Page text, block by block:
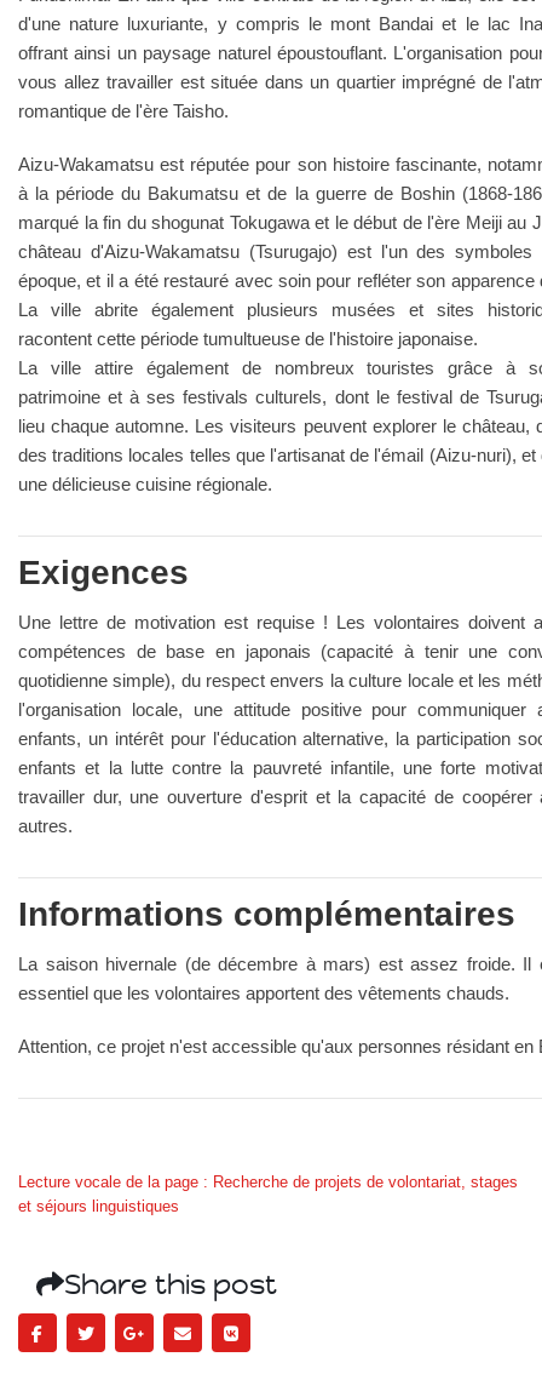
d'une nature luxuriante, y compris le mont Bandai et le lac
offrant ainsi un paysage naturel époustouflant. L'organisation
vous allez travailler est située dans un quartier imprégné de
romantique de l'ère Taisho.
Aizu-Wakamatsu est réputée pour son histoire fascinante,
à la période du Bakumatsu et de la guerre de Boshin (1868-
marqué la fin du shogunat Tokugawa et le début de l'ère Meiji au
château d'Aizu-Wakamatsu (Tsurugajo) est l'un des symboles
époque, et il a été restauré avec soin pour refléter son apparence
La ville abrite également plusieurs musées et sites
racontent cette période tumultueuse de l'histoire japonaise.
La ville attire également de nombreux touristes grâce à
patrimoine et à ses festivals culturels, dont le festival de
lieu chaque automne. Les visiteurs peuvent explorer le château,
des traditions locales telles que l'artisanat de l'émail (Aizu-nuri), et
une délicieuse cuisine régionale.
Exigences
Une lettre de motivation est requise ! Les volontaires doivent
compétences de base en japonais (capacité à tenir une
quotidienne simple), du respect envers la culture locale et les
l'organisation locale, une attitude positive pour communiquer
enfants, un intérêt pour l'éducation alternative, la participation
enfants et la lutte contre la pauvreté infantile, une forte
travailler dur, une ouverture d'esprit et la capacité de coopérer
autres.
Informations complémentaires
La saison hivernale (de décembre à mars) est assez froide. Il
essentiel que les volontaires apportent des vêtements chauds.
Attention, ce projet n'est accessible qu'aux personnes résidant en
Lecture vocale de la page : Recherche de projets de volontariat, stages
et séjours linguistiques
Share this post